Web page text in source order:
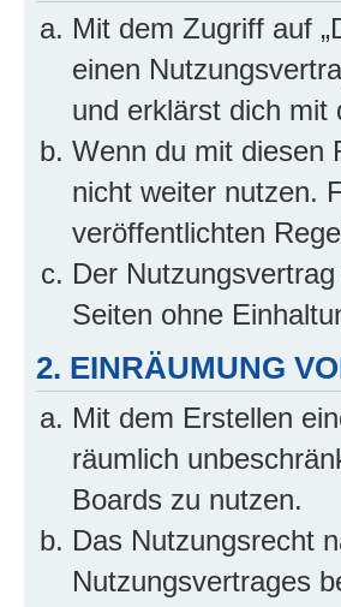
Mit dem Zugriff auf
einen
und erklärst dich mit
Wenn du mit diesen
nicht weiter nutzen.
veröffentlichten
Der
Seiten ohne
2. EINRÄUMUNG
Mit dem Erstellen
räumlich
Boards zu nutzen.
Das Nutzungsrecht
Nutzungsvertrages